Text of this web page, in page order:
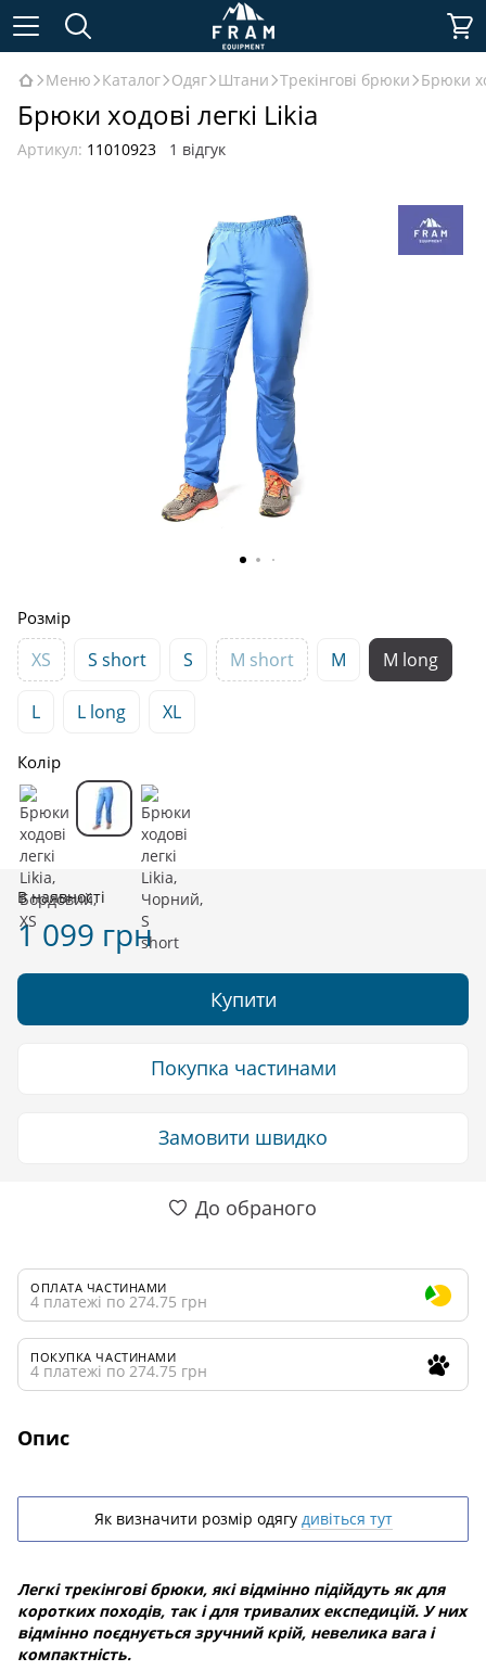
Меню Каталог Одяг Штани Трекінгові брюки Брюки
Брюки ходові легкі Likia
Артикул: 11010923 1 відгук
Розмір
XS S short S M short M M long
L L long XL
Колір
В наявності
1 099 грн
Купити
Покупка частинами
Замовити швидко
До обраного
ОПЛАТА ЧАСТИНАМИ
4 платежі по 274.75 грн
ПОКУПКА ЧАСТИНАМИ
4 платежі по 274.75 грн
Опис
Як визначити розмір одягу дивіться тут
Легкі трекінгові брюки, які відмінно підійдуть як для
коротких походів, так і для тривалих експедицій. У них
відмінно поєднується зручний крій, невелика вага і
компактність.